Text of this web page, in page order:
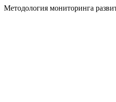
Методология мониторинга